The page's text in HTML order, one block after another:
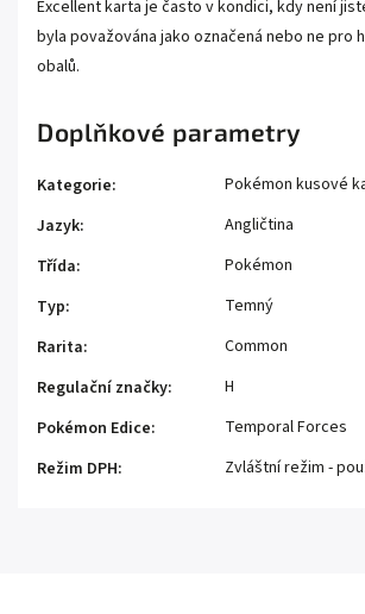
Excellent karta je často v kondici, kdy není
byla považována jako označená nebo ne pro
obalů.
Doplňkové parametry
Kategorie:
Pokémon kusové
Jazyk:
Angličtina
Třída:
Pokémon
Typ:
Temný
Rarita:
Common
Regulační značky:
H
Pokémon Edice:
Temporal Forces
Režim DPH: Zvláštní režim -